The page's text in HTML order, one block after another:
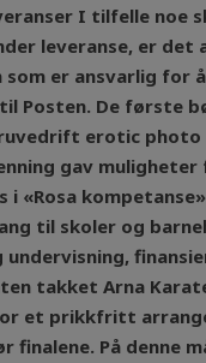
I tilfelle noe
leveranse, er det
som er ansvarlig for
Posten. De første
erotic
gav
i «Rosa
til skoler og
undervisning,
takket Arna
et prikkfritt
finalene. På denne